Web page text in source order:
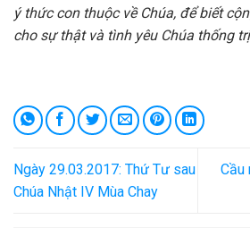
ý thức con thuộc về Chúa, để biết
cho sự thật và tình yêu Chúa thống
Ngày 29.03.2017: Thứ Tư sau
Chúa Nhật IV Mùa Chay
Cầu